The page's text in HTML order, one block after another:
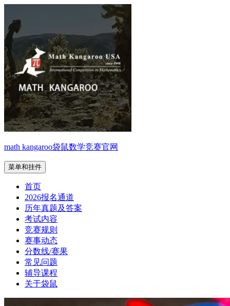
内
容
math kangaroo袋鼠数学竞赛官网
菜单和挂件
首页
2026报名通道
历年真题及答案
考试内容
竞赛规则
赛事动态
分数线/赛果
常见问题
辅导课程
关于袋鼠